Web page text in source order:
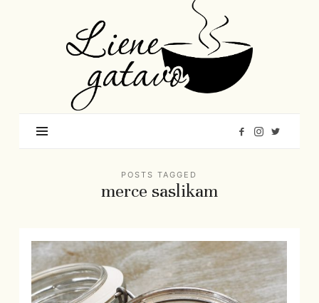
Gatavo
–
Mana
garšu
pasaule
POSTS TAGGED
merce saslikam